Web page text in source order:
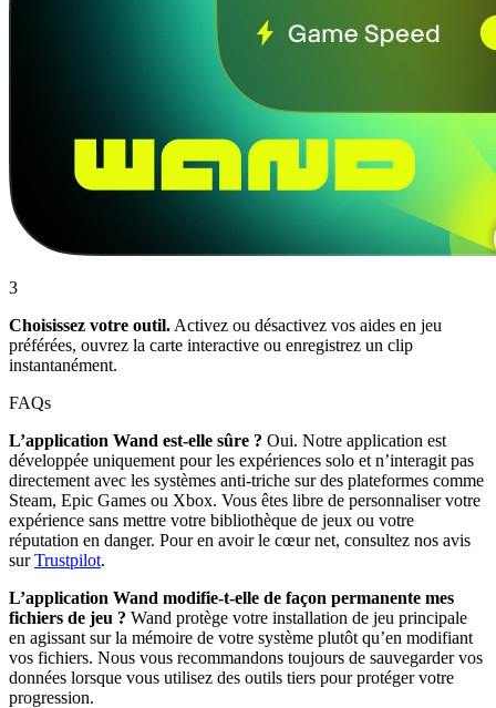
3
Choisissez votre outil. Activez ou désactivez vos aides en jeu
préférées, ouvrez la carte interactive ou enregistrez un clip
instantanément.
FAQs
L’application Wand est-elle sûre ? Oui. Notre application est
développée uniquement pour les expériences solo et n’interagit pas
directement avec les systèmes anti-triche sur des plateformes comme
Steam, Epic Games ou Xbox. Vous êtes libre de personnaliser votre
expérience sans mettre votre bibliothèque de jeux ou votre
réputation en danger. Pour en avoir le cœur net, consultez nos avis
surTrustpilot.
L’application Wand modifie-t-elle de façon permanente mes
fichiers de jeu ? Wand protège votre installation de jeu principale
en agissant sur la mémoire de votre système plutôt qu’en modifiant
vos fichiers. Nous vous recommandons toujours de sauvegarder vos
données lorsque vous utilisez des outils tiers pour protéger votre
progression.